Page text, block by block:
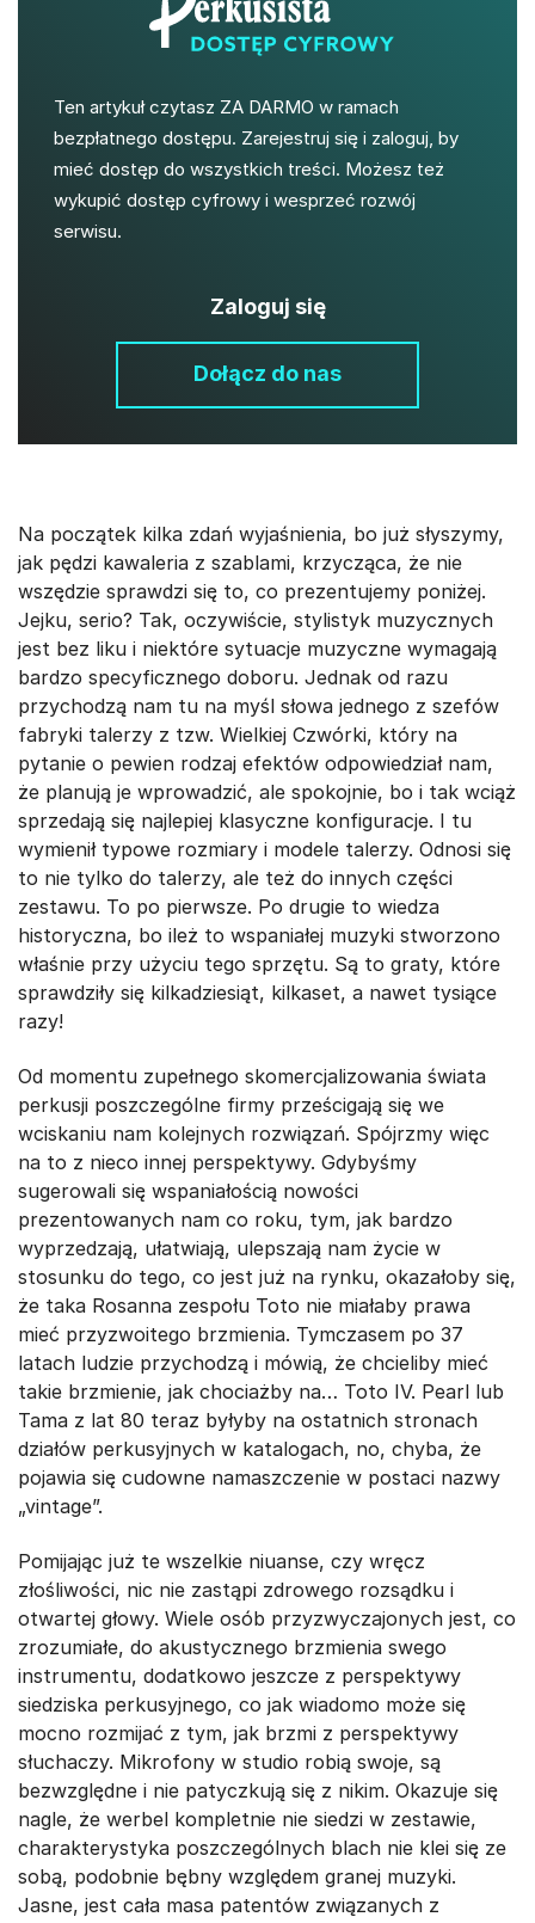
Ten artykuł czytasz ZA DARMO w ramach
bezpłatnego dostępu. Zarejestruj się i zaloguj, by
mieć dostęp do wszystkich treści. Możesz też
wykupić dostęp cyfrowy i wesprzeć rozwój
serwisu.
Zaloguj się
Dołącz do nas
Na początek kilka zdań wyjaśnienia, bo już słyszymy,
jak pędzi kawaleria z szablami, krzycząca, że nie
wszędzie sprawdzi się to, co prezentujemy poniżej.
Jejku, serio? Tak, oczywiście, stylistyk muzycznych
jest bez liku i niektóre sytuacje muzyczne wymagają
bardzo specyficznego doboru. Jednak od razu
przychodzą nam tu na myśl słowa jednego z szefów
fabryki talerzy z tzw. Wielkiej Czwórki, który na
pytanie o pewien rodzaj efektów odpowiedział nam,
że planują je wprowadzić, ale spokojnie, bo i tak wciąż
sprzedają się najlepiej klasyczne konfiguracje. I tu
wymienił typowe rozmiary i modele talerzy. Odnosi się
to nie tylko do talerzy, ale też do innych części
zestawu. To po pierwsze. Po drugie to wiedza
historyczna, bo ileż to wspaniałej muzyki stworzono
właśnie przy użyciu tego sprzętu. Są to graty, które
sprawdziły się kilkadziesiąt, kilkaset, a nawet tysiące
razy!
Od momentu zupełnego skomercjalizowania świata
perkusji poszczególne firmy prześcigają się we
wciskaniu nam kolejnych rozwiązań. Spójrzmy więc
na to z nieco innej perspektywy. Gdybyśmy
sugerowali się wspaniałością nowości
prezentowanych nam co roku, tym, jak bardzo
wyprzedzają, ułatwiają, ulepszają nam życie w
stosunku do tego, co jest już na rynku, okazałoby się,
że taka Rosanna zespołu Toto nie miałaby prawa
mieć przyzwoitego brzmienia. Tymczasem po 37
latach ludzie przychodzą i mówią, że chcieliby mieć
takie brzmienie, jak chociażby na… Toto IV. Pearl lub
Tama z lat 80 teraz byłyby na ostatnich stronach
działów perkusyjnych w katalogach, no, chyba, że
pojawia się cudowne namaszczenie w postaci nazwy
„vintage”.
Pomijając już te wszelkie niuanse, czy wręcz
złośliwości, nic nie zastąpi zdrowego rozsądku i
otwartej głowy. Wiele osób przyzwyczajonych jest, co
zrozumiałe, do akustycznego brzmienia swego
instrumentu, dodatkowo jeszcze z perspektywy
siedziska perkusyjnego, co jak wiadomo może się
mocno rozmijać z tym, jak brzmi z perspektywy
słuchaczy. Mikrofony w studio robią swoje, są
bezwzględne i nie patyczkują się z nikim. Okazuje się
nagle, że werbel kompletnie nie siedzi w zestawie,
charakterystyka poszczególnych blach nie klei się ze
sobą, podobnie bębny względem granej muzyki.
Jasne, jest cała masa patentów związanych z